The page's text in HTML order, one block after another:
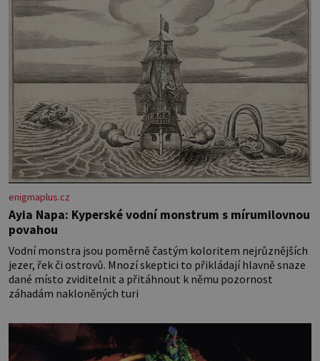
jednostranně nalepovacího […]
enigmaplus.cz
Ayia Napa: Kyperské vodní monstrum s mírumilovnou
povahou
Vodní monstra jsou poměrně častým koloritem nejrůznějších
jezer, řek či ostrovů. Mnozí skeptici to přikládají hlavně snaze
dané místo zviditelnit a přitáhnout k němu pozornost
záhadám nakloněných turi